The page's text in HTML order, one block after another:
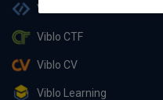
Viblo Code
Viblo CTF
Viblo CV
Viblo Learning